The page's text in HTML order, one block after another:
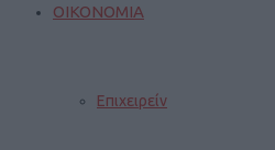
ΟΙΚΟΝΟΜΙΑ
Επιχειρείν